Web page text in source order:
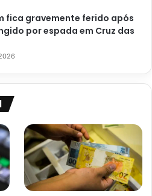
fica gravemente ferido após
por espada em Cruz das